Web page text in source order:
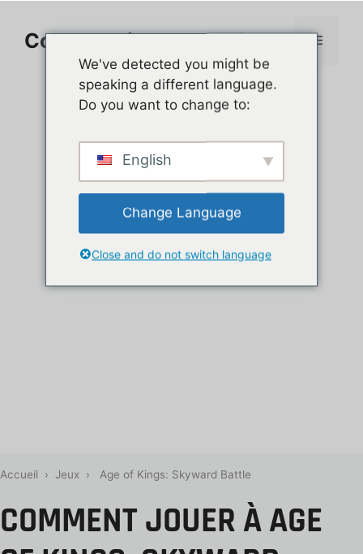
contenuComment jouer sur PC Menu
Accueil › Jeux › Age of Kings: Skyward Battle
COMMENT JOUER À AGE
We've detected you might be
speaking a different language.
Do you want to change to:
English
Change Language
Close and do not switch language